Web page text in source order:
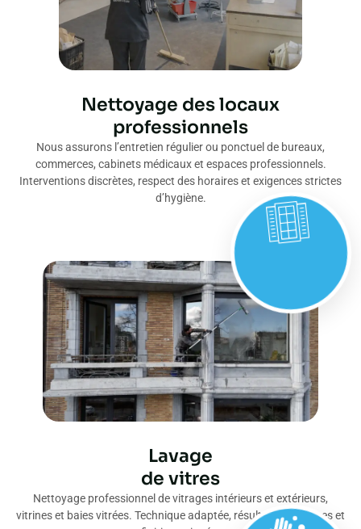
Nettoyage des locaux
professionnels
Nous assurons l’entretien régulier ou ponctuel de bureaux,
commerces, cabinets médicaux et espaces professionnels.
Interventions discrètes, respect des horaires et exigences strictes
d’hygiène.
Lavage
de vitres
Nettoyage professionnel de vitrages intérieurs et extérieurs,
vitrines et baies vitrées. Technique adaptée, résultat sans traces et